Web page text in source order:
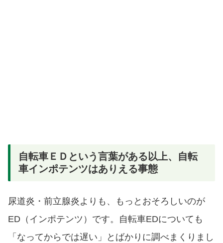
自転車ＥＤという言葉がある以上、自転
車インポテンツはありえる事態
尿道炎・前立腺炎よりも、もっとおそろしいのが
ED（インポテンツ）です。自転車EDについても
「なってからでは遅い」とばかりに調べまくりまし